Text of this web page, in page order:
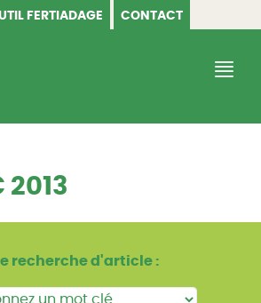
FERTIADAGE CONTACT
2013
recherche d'article :